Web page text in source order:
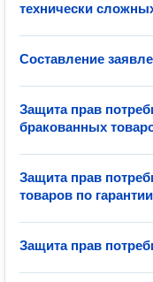
технически
Составление
Защита прав
бракованных
Защита прав
товаров по гарантии
Защита прав